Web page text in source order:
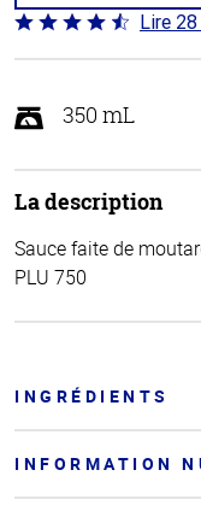
Coté
4.6 sur
Lire
350 mL
La description
Sauce faite de
PLU 750
INGRÉDIENTS
INFORMATION